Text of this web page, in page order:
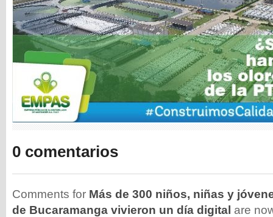
0 comentarios
Comments for Más de 300 niños, niñas y
de Bucaramanga vivieron un día digital are